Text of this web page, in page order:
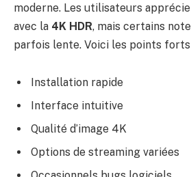
moderne. Les utilisateurs
avec la 4K HDR, mais certains
parfois lente. Voici les points
Installation rapide
Interface intuitive
Qualité d’image 4K
Options de streaming variées